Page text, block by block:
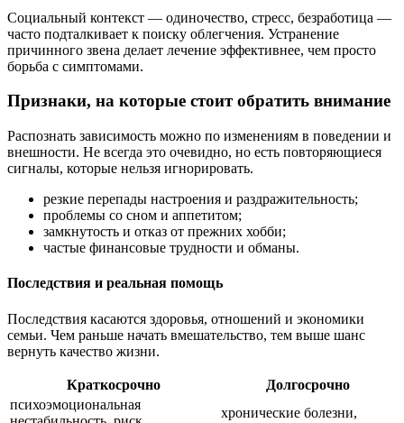
Социальный контекст — одиночество, стресс, безработица —
часто подталкивает к поиску облегчения. Устранение
причинного звена делает лечение эффективнее, чем просто
борьба с симптомами.
Признаки, на которые стоит обратить внимание
Распознать зависимость можно по изменениям в поведении и
внешности. Не всегда это очевидно, но есть повторяющиеся
сигналы, которые нельзя игнорировать.
резкие перепады настроения и раздражительность;
проблемы со сном и аппетитом;
замкнутость и отказ от прежних хобби;
частые финансовые трудности и обманы.
Последствия и реальная помощь
Последствия касаются здоровья, отношений и экономики
семьи. Чем раньше начать вмешательство, тем выше шанс
вернуть качество жизни.
Краткосрочно
Долгосрочно
психоэмоциональная
хронические болезни,